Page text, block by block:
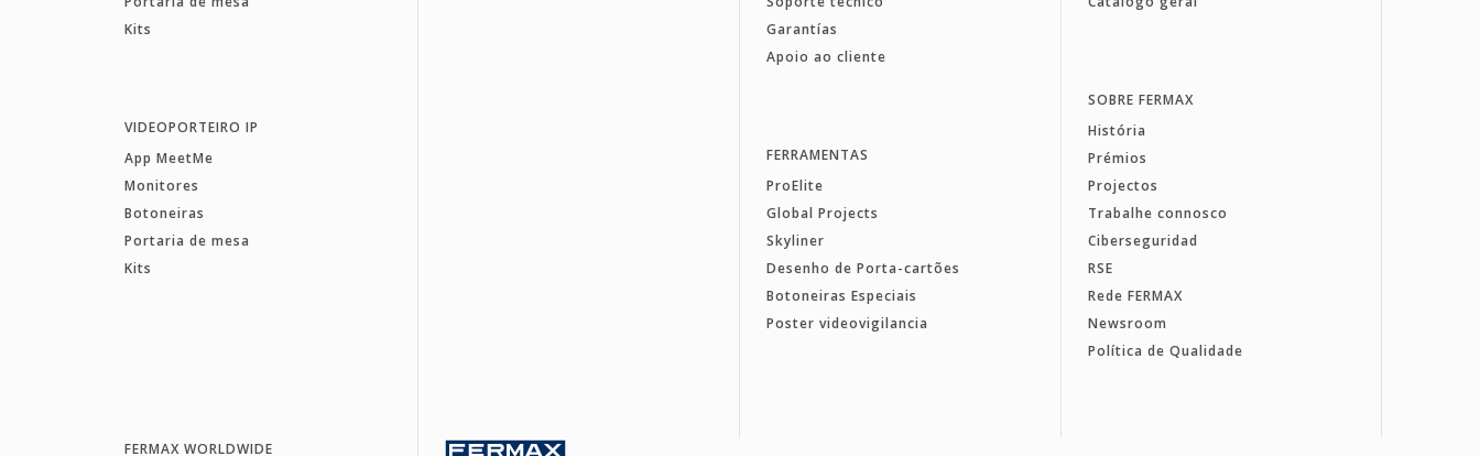
Kits
VIDEOPORTEIRO IP
App MeetMe
Monitores
Botoneiras
Portaria de mesa
Kits
Garantías
Apoio ao cliente
FERRAMENTAS
ProElite
Global Projects
Skyliner
Desenho de Porta-cartões
Botoneiras Especiais
Poster videovigilancia
SOBRE FERMAX
História
Prémios
Projectos
Trabalhe connosco
Ciberseguridad
RSE
Rede FERMAX
Newsroom
Política de Qualidade
FERMAX WORLDWIDE